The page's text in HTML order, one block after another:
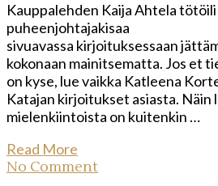
Kauppalehden Kaija Ahtela
puheenjohtajakisaa
sivuavassa kirjoituksessaan
kokonaan mainitsematta. Jos et
on kyse, lue vaikka Katleena
Katajan kirjoitukset asiasta. Näin
mielenkiintoista on kuitenkin …
Read More
No Comment